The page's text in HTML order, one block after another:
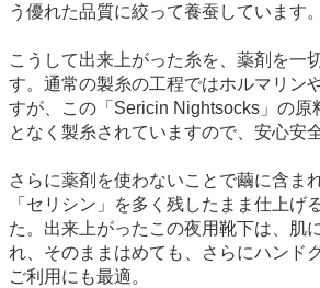
う優れた品質に絞って養蚕しています。
こうして出来上がった糸を、薬剤を一
す。通常の製糸の工程ではホルマリン
すが、この「Sericin Nightsocks」の原
となく製糸されていますので、安心安全
さらに薬剤を使わないことで繭に含ま
「セリシン」を多く残したまま仕上げ
た。出来上がったこの夜用靴下は、肌
れ、そのままはめても、さらにハンド
ご利用にも最適。